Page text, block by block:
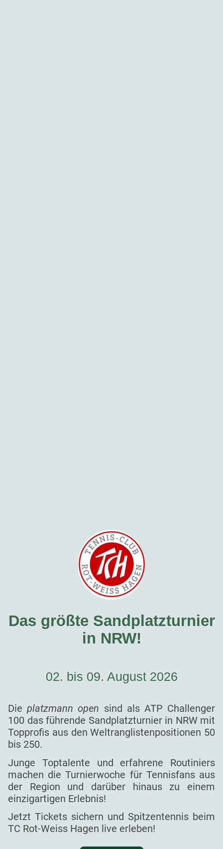
Das größte Sandplatzturnier
in NRW!
02. bis 09. August 2026
Dieplatzmann open sind als ATP Challenger
100 das führende Sandplatzturnier in NRW mit
Topprofis aus den Weltranglistenpositionen 50
bis 250.
Junge Toptalente und erfahrene Routiniers
machen die Turnierwoche für Tennisfans aus
der Region und darüber hinaus zu einem
einzigartigen Erlebnis!
Jetzt Tickets sichern und Spitzentennis beim
TC Rot-Weiss Hagen live erleben!